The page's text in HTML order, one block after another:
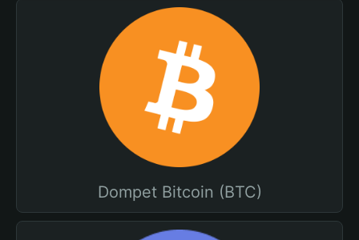
Dompet Bitcoin (BTC)